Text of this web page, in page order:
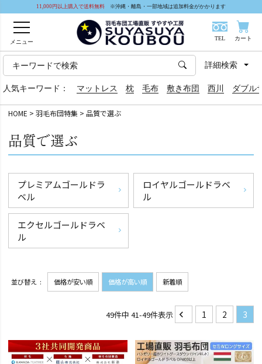
11,000円以上購入で送料無料 ※沖縄・離島・一部地域は追加料金がかかります
メニュー
TEL カート
人気キーワード： マットレス 枕 毛布 敷き布団 西川 ダブル
詳細検索
HOME 羽毛布団特集 品質で選ぶ
品質で選ぶ
プレミアムゴールドラ
ベル
ロイヤルゴールドラベ
ル
エクセルゴールドラベ
ル
並び替え 価格が安い順 価格が高い順 新着順
49件中 41-49件表示 1 2 3